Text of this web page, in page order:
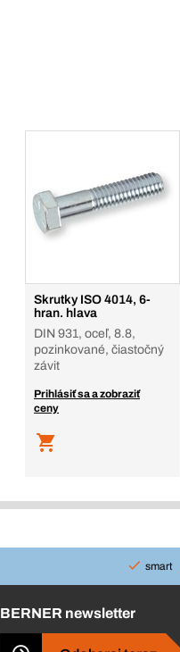
Skrutky ISO 4014, 6-
hran. hlava
DIN 931, oceľ, 8.8,
pozinkované, čiastočný
závit
Prihlásiť sa a zobraziť
ceny
smart
BERNER newsletter